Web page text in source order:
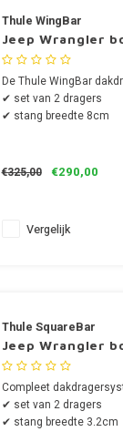
Thule WingBar
Jeep Wrangler
De Thule WingBar
✔ set van 2 dragers
✔ stang breedte 8cm
€325,00 €290,00
Vergelijk
Thule SquareBar
Jeep Wrangler
Compleet
✔ set van 2 dragers
✔ stang breedte 3.2cm